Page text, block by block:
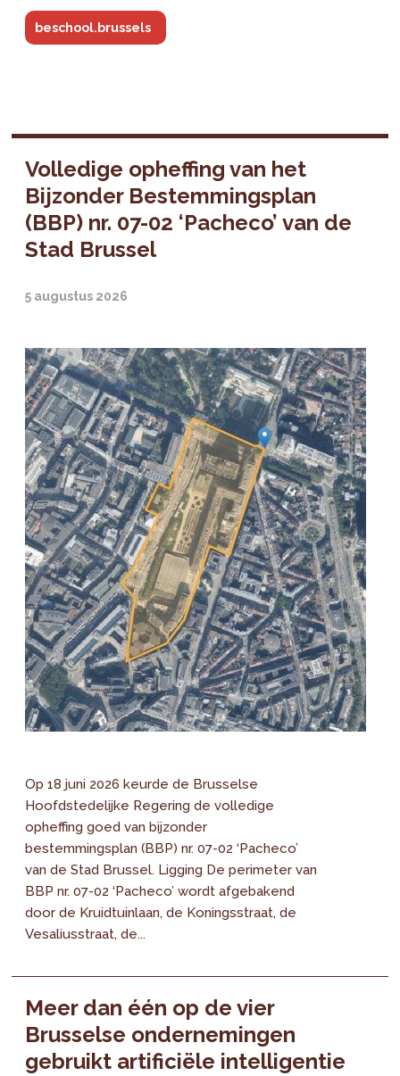
beschool.brussels
Volledige opheffing van het
Bijzonder Bestemmingsplan
(BBP) nr. 07-02 ‘Pacheco’ van de
Stad Brussel
5 augustus 2026
Op 18 juni 2026 keurde de Brusselse
Hoofdstedelijke Regering de volledige
opheffing goed van bijzonder
bestemmingsplan (BBP) nr. 07-02 ‘Pacheco’
van de Stad Brussel. Ligging De perimeter van
BBP nr. 07-02 ‘Pacheco’ wordt afgebakend
door de Kruidtuinlaan, de Koningsstraat, de
Vesaliusstraat, de...
Meer dan één op de vier
Brusselse ondernemingen
gebruikt artificiële intelligentie